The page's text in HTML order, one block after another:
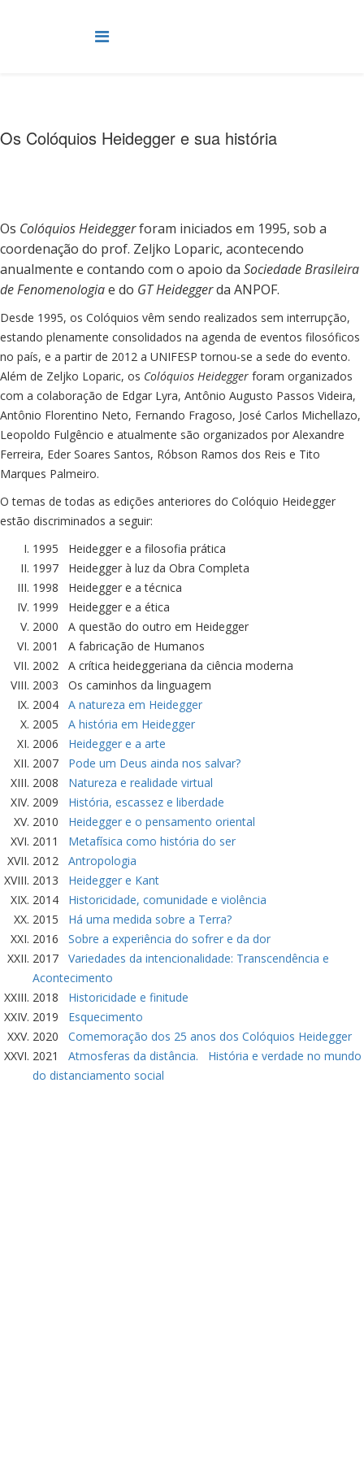
Os Colóquios Heidegger e sua história
Os Colóquios Heideggerforam iniciados em 1995, sob a
coordenação do prof. Zeljko Loparic, acontecendo
anualmente e contando com o apoio da Sociedade Brasileira
de Fenomenologiae do GT Heideggerda ANPOF.
Desde 1995, os Colóquios vêm sendo realizados sem interrupção,
estando plenamente consolidados na agenda de eventos filosóficos
no país, e a partir de 2012 a UNIFESP tornou-se a sede do evento.
Além de Zeljko Loparic, os Colóquios Heidegger foram organizados
com a colaboração de Edgar Lyra, Antônio Augusto Passos Videira,
Antônio Florentino Neto, Fernando Fragoso, José Carlos Michellazo,
Leopoldo Fulgêncio e atualmente são organizados por Alexandre
Ferreira, Eder Soares Santos, Róbson Ramos dos Reis e Tito
Marques Palmeiro.
O temas de todas as edições anteriores do Colóquio Heidegger
estão discriminados a seguir:
1995 Heidegger e a filosofia prática
1997 Heidegger à luz da Obra Completa
1998 Heidegger e a técnica
1999 Heidegger e a ética
2000 A questão do outro em Heidegger
2001 A fabricação de Humanos
2002 A crítica heideggeriana da ciência moderna
2003 Os caminhos da linguagem
2004 A natureza em Heidegger
2005 A história em Heidegger
2006 Heidegger e a arte
2007 Pode um Deus ainda nos salvar?
2008 Natureza e realidade virtual
2009 História, escassez e liberdade
2010 Heidegger e o pensamento oriental
2011 Metafísica como história do ser
2012 Antropologia
2013 Heidegger e Kant
2014 Historicidade, comunidade e violência
2015 Há uma medida sobre a Terra?
2016 Sobre a experiência do sofrer e da dor
2017 Variedades da intencionalidade: Transcendência e
Acontecimento
2018 Historicidade e finitude
2019 Esquecimento
2020 Comemoração dos 25 anos dos Colóquios Heidegger
2021 Atmosferas da distância. História e verdade no mundo
do distanciamento social